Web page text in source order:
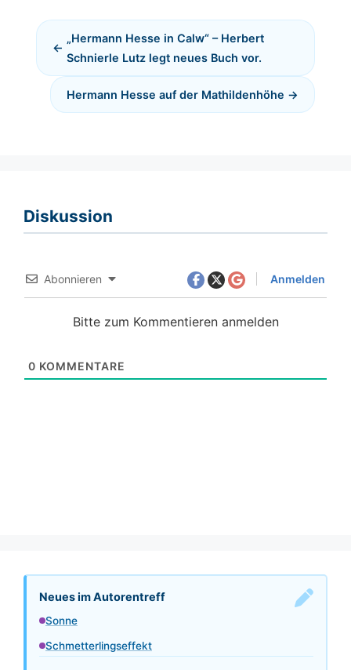
„Hermann Hesse in Calw“ – Herbert
Schnierle Lutz legt neues Buch vor.
Hermann Hesse auf der Mathildenhöhe
Diskussion
Abonnieren Anmelden
Bitte zum Kommentieren anmelden
0 KOMMENTARE
Neues im Autorentreff
Sonne
Schmetterlingseffekt